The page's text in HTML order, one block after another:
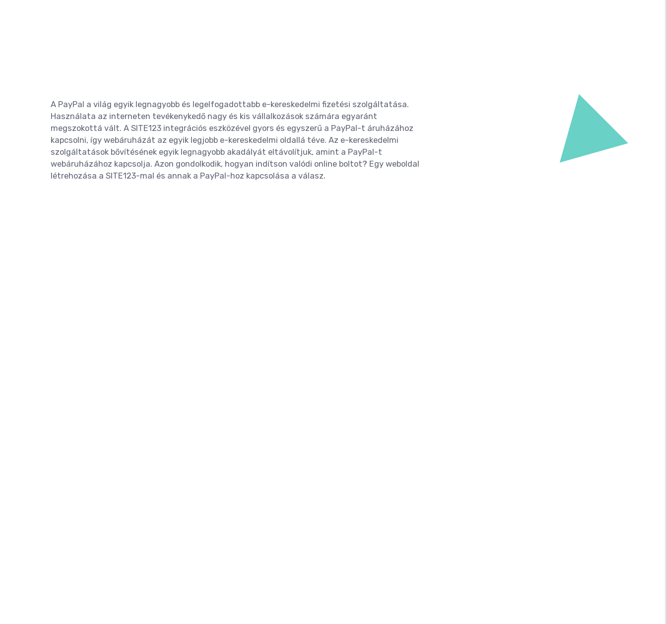
A PayPal a világ egyik legnagyobb és legelfogadottabb e-kereskedelmi fizetési szolgáltatása.
Használata az interneten tevékenykedő nagy és kis vállalkozások számára egyaránt
megszokottá vált. A SITE123 integrációs eszközével gyors és egyszerű a PayPal-t áruházához
kapcsolni, így webáruházát az egyik legjobb e-kereskedelmi oldallá téve. Az e-kereskedelmi
szolgáltatások bővítésének egyik legnagyobb akadályát eltávolítjuk, amint a PayPal-t
webáruházához kapcsolja. Azon gondolkodik, hogyan indítson valódi online boltot? Egy weboldal
létrehozása a SITE123-mal és annak a PayPal-hoz kapcsolása a válasz.